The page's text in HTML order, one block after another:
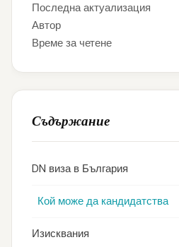
Последна актуализация
Автор
Време за четене
Съдържание
DN виза в България
Кой може да кандидатства
Изисквания